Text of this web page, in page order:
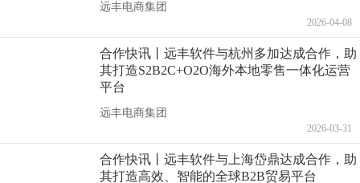
远丰电商集团
2026-04-08
合作快讯丨远丰软件与杭州多加达成合作，助
其打造S2B2C+O2O海外本地零售一体化运营
平台
远丰电商集团
2026-03-31
合作快讯丨远丰软件与上海岱鼎达成合作，助
其打造高效、智能的全球B2B贸易平台